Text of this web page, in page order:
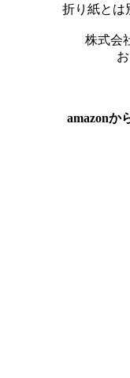
折り紙とは
株式会
amazonか